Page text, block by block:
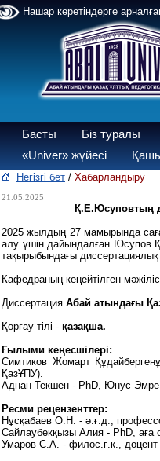
Нашар көретіндерге
Басты Біз туралы
«Univer» жүйесі
Негізгі бет / Хабарландыру
21.05.2025
Қ.Е.Юсуповтың
2025 жылдың 27 мамырында
алу үшін дайындалған Юсупов
тақырыбындағы
Кафедраның кеңейтілген
Диссертация Абай атындағы
Қорғау тілі - қазақша.
Ғылыми кеңесшілері:
Симтиков Жомарт
ҚазҰПУ).
Аднан Текшен - PhD, Юнус Эмре
Ресми рецензенттер:
Нұсқабаев О.Н. - ә.ғ.д.,
Сайлаубекқызы Алия - PhD,
Умаров С.А. - филос.ғ.к.,